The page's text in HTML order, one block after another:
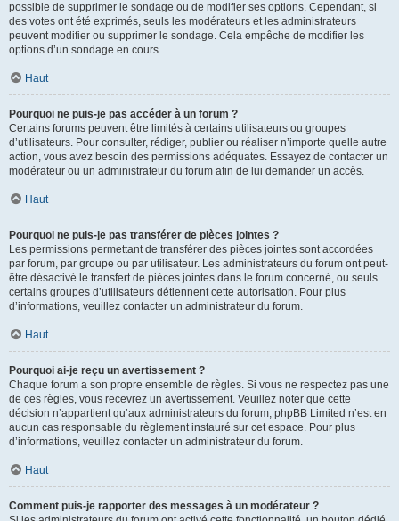
possible de supprimer le sondage ou de modifier ses options. Cependant, si
des votes ont été exprimés, seuls les modérateurs et les administrateurs
peuvent modifier ou supprimer le sondage. Cela empêche de modifier les
options d’un sondage en cours.
Haut
Pourquoi ne puis-je pas accéder à un forum ?
Certains forums peuvent être limités à certains utilisateurs ou groupes
d’utilisateurs. Pour consulter, rédiger, publier ou réaliser n’importe quelle autre
action, vous avez besoin des permissions adéquates. Essayez de contacter un
modérateur ou un administrateur du forum afin de lui demander un accès.
Haut
Pourquoi ne puis-je pas transférer de pièces jointes ?
Les permissions permettant de transférer des pièces jointes sont accordées
par forum, par groupe ou par utilisateur. Les administrateurs du forum ont peut-
être désactivé le transfert de pièces jointes dans le forum concerné, ou seuls
certains groupes d’utilisateurs détiennent cette autorisation. Pour plus
d’informations, veuillez contacter un administrateur du forum.
Haut
Pourquoi ai-je reçu un avertissement ?
Chaque forum a son propre ensemble de règles. Si vous ne respectez pas une
de ces règles, vous recevrez un avertissement. Veuillez noter que cette
décision n’appartient qu’aux administrateurs du forum, phpBB Limited n’est en
aucun cas responsable du règlement instauré sur cet espace. Pour plus
d’informations, veuillez contacter un administrateur du forum.
Haut
Comment puis-je rapporter des messages à un modérateur ?